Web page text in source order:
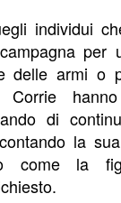
individui
per
delle armi o
hanno
di
la
come la